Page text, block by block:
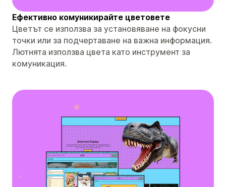
Ефективно комуникирайте цветовете
Цветът се използва за установяване на фокусни
точки или за подчертаване на важна информация.
Лютнята използва цвета като инструмент за
комуникация.